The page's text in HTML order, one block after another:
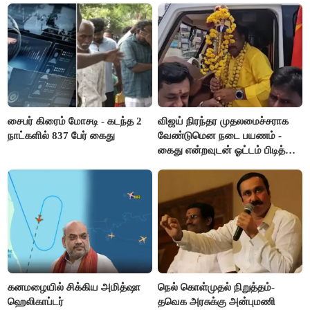
சைபர் கிரைம் மோசடி - கடந்த 2
நாட்களில் 837 பேர் கைது
விஜய் நிரந்தர முதலமைச்சராக
வேண்டுமென நடை பயணம் -
கைது என்றவுடன் ஓட்டம் பிடித்த
கனமழையில் சிக்கிய அமித்ஷா
ஹெலிகாப்டர்
நெல் கொள்முதல் நிறுத்தம்-
தவெக அரசுக்கு அன்புமணி